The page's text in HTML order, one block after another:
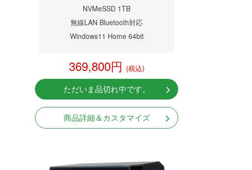
NVMeSSD 1TB
無線LAN Bluetooth対応
Windows11 Home 64bit
369,800円 (税込)
ただいま品切れ中です。
商品詳細＆カスタマイズ